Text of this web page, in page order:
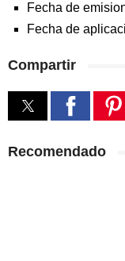
Fecha de
Fecha de
Compartir
Recomendado